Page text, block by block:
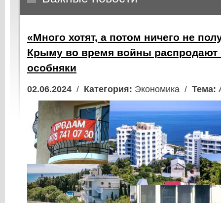
«Много хотят, а потом ничего не
Крыму во время войны распродают
особняки
02.06.2024 / Категория: Экономика / Тема: